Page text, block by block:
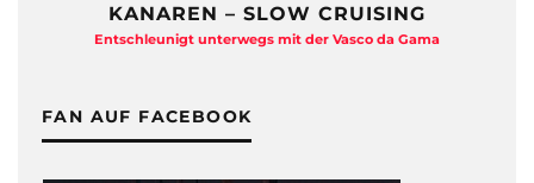
KANAREN – SLOW CRUISING
Entschleunigt unterwegs mit der Vasco da Gama
FAN AUF FACEBOOK